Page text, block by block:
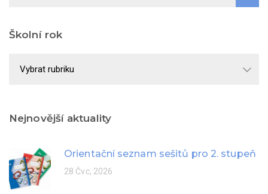
Školní rok
rok
Nejnovější aktuality
Orientační seznam sešitů pro 2. stupeň
28 Čvc, 2026